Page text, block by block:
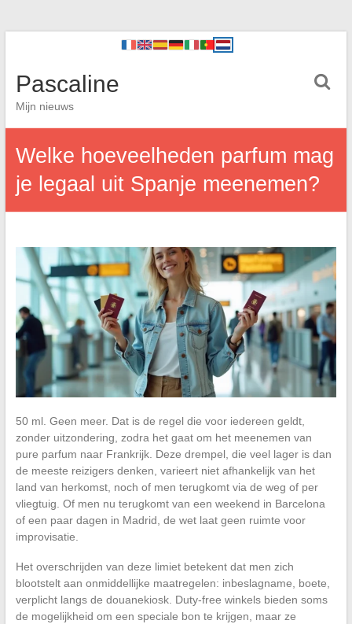
Pascaline
Mijn nieuws
Welke hoeveelheden parfum mag
je legaal uit Spanje meenemen?
50 ml. Geen meer. Dat is de regel die voor iedereen geldt,
zonder uitzondering, zodra het gaat om het meenemen van
pure parfum naar Frankrijk. Deze drempel, die veel lager is dan
de meeste reizigers denken, varieert niet afhankelijk van het
land van herkomst, noch of men terugkomt via de weg of per
vliegtuig. Of men nu terugkomt van een weekend in Barcelona
of een paar dagen in Madrid, de wet laat geen ruimte voor
improvisatie.
Het overschrijden van deze limiet betekent dat men zich
blootstelt aan onmiddellijke maatregelen: inbeslagname, boete,
verplicht langs de douanekiosk. Duty-free winkels bieden soms
de mogelijkheid om een speciale bon te krijgen, maar ze